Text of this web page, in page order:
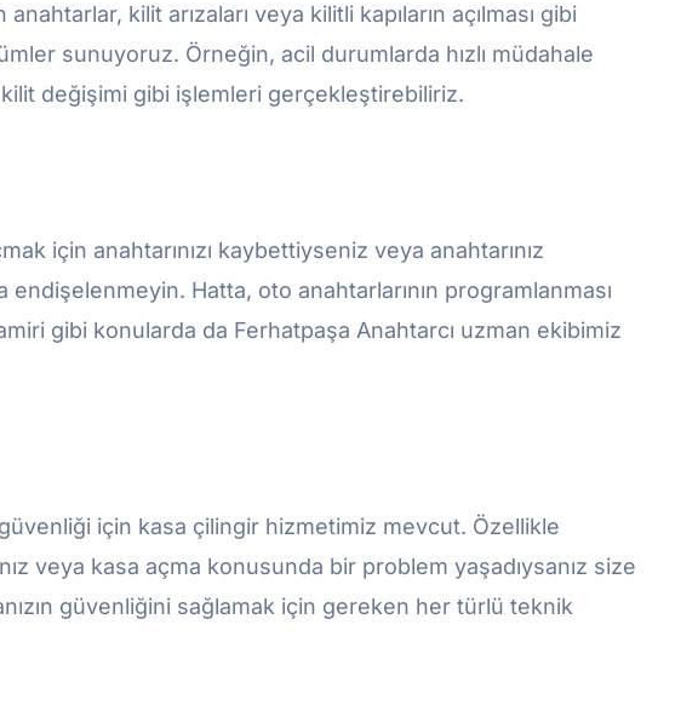
kilit arızaları veya kilitli kapıların açılması gibi
sunuyoruz. Örneğin, acil durumlarda hızlı müdahale
kilit değişimi gibi işlemleri gerçekleştirebiliriz.
için anahtarınızı kaybettiyseniz veya anahtarınız
endişelenmeyin. Hatta, oto anahtarlarının programlanması
gibi konularda da Ferhatpaşa Anahtarcı uzman ekibimiz
güvenliği için kasa çilingir hizmetimiz mevcut. Özellikle
veya kasa açma konusunda bir problem yaşadıysanız size
güvenliğini sağlamak için gereken her türlü teknik